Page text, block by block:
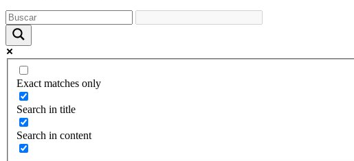
Exact matches only
Search in title
Search in content